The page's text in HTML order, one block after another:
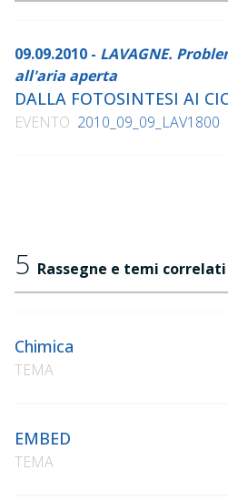
09.09.2010 - LAVAGNE.
all'aria aperta
DALLA FOTOSINTESI AI
EVENTO 2010_09_09_LAV1800
5 Rassegne e temi correlati
Chimica
TEMA
EMBED
TEMA